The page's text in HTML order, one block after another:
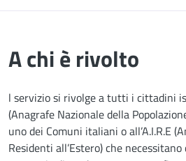
A chi è rivolto
l servizio si rivolge a tutti i cittadini
(Anagrafe Nazionale della
uno dei Comuni italiani o all’A.I.R.E
Residenti all’Estero) che